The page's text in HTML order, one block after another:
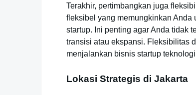
Terakhir, pertimbangkan juga
fleksibel yang memungkinkan Anda
startup. Ini penting agar Anda tidak
transisi atau ekspansi. Fleksibilitas
menjalankan bisnis startup
Lokasi Strategis di Jakarta